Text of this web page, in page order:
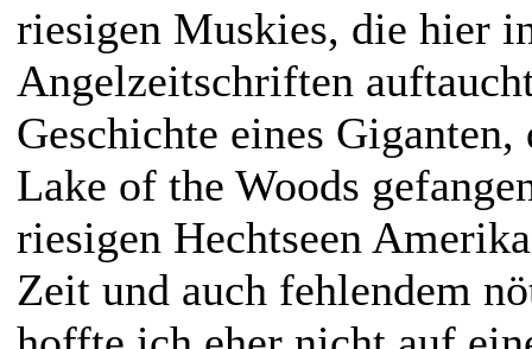
riesigen Muskies, die hier
Angelzeitschriften
Geschichte eines
Lake of the Woods
riesigen Hechtseen
Zeit und auch fehlendem